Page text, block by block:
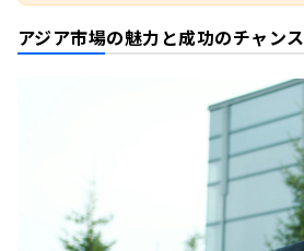
アジア市場の魅力と成功のチャンス